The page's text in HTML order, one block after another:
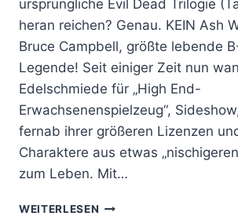
ursprüngliche Evil Dead Trilogie
heran reichen? Genau. KEIN Ash
Bruce Campbell, größte lebende
Legende! Seit einiger Zeit nun
Edelschmiede für „High End-
Erwachsenenspielzeug“,
fernab ihrer größeren Lizenzen
Charaktere aus etwas
zum Leben. Mit…
WEITERLESEN FÜR